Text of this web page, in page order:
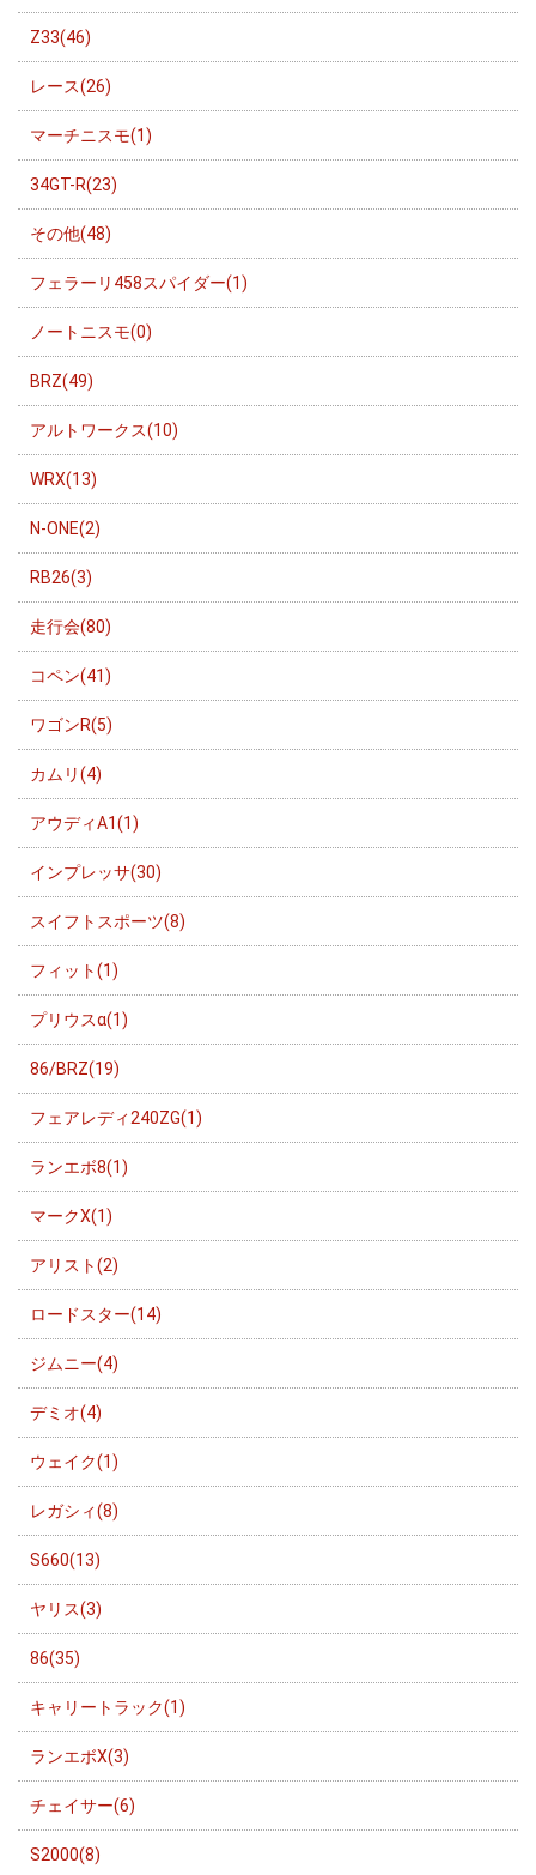
Z33(46)
レース(26)
マーチニスモ(1)
34GT-R(23)
その他(48)
フェラーリ458スパイダー(1)
ノートニスモ(0)
BRZ(49)
アルトワークス(10)
WRX(13)
N-ONE(2)
RB26(3)
走行会(80)
コペン(41)
ワゴンR(5)
カムリ(4)
アウディA1(1)
インプレッサ(30)
スイフトスポーツ(8)
フィット(1)
プリウスα(1)
86/BRZ(19)
フェアレディ240ZG(1)
ランエボ8(1)
マークX(1)
アリスト(2)
ロードスター(14)
ジムニー(4)
デミオ(4)
ウェイク(1)
レガシィ(8)
S660(13)
ヤリス(3)
86(35)
キャリートラック(1)
ランエボX(3)
チェイサー(6)
S2000(8)